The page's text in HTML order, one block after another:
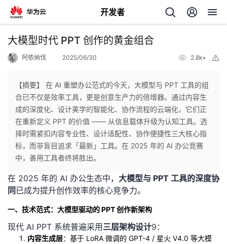
开发者
返
个
人
页
我
开
大模型时代 PPT 创作的黄金组合
阿依纳伐 2025/06/30 2.8k+
【摘要】 在 AI 重塑办公范式的今天，大模型与 PPT 工具的组
合已不仅是效率工具，更是创意生产力的倍增器。通过内容生
成的深度化、设计美学的智能化、协作流程的云端化，它们正
在重新定义 PPT 的价值 —— 从信息载体升级为认知工具。选
择时需紧扣内容专业性、设计适配性、协作便捷性三大核心指
标，而非盲目追求「最新」工具。在 2025 年的 AI 办公竞赛
中，善用工具者终将胜出。
在 2025 年的 AI 办公生态中， 大模型与 PPT 工具的深度协
同已成为提升创作效率的核心竞争力。
一、技术范式：大模型驱动的 PPT 创作新架构
现代 AI PPT 系统普遍采用 三层架构设计9 ：
内容生成层：基于 LoRA 微调的 GPT-4 / 星火 V4.0 等大模